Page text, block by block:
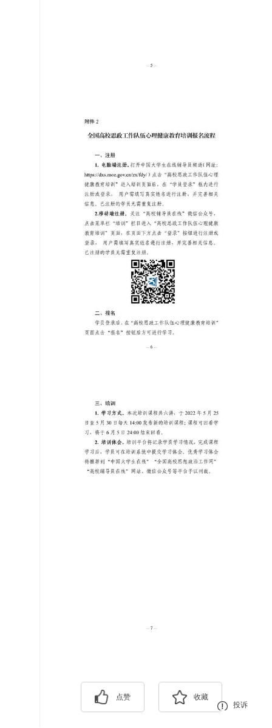
点赞
收藏
投诉